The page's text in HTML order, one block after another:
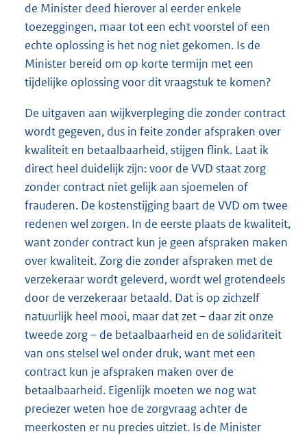
de Minister deed hierover al eerder enkele
toezeggingen, maar tot een echt voorstel of een
echte oplossing is het nog niet gekomen. Is de
Minister bereid om op korte termijn met een
tijdelijke oplossing voor dit vraagstuk te komen?
De uitgaven aan wijkverpleging die zonder contract
wordt gegeven, dus in feite zonder afspraken over
kwaliteit en betaalbaarheid, stijgen flink. Laat ik
direct heel duidelijk zijn: voor de VVD staat zorg
zonder contract niet gelijk aan sjoemelen of
frauderen. De kostenstijging baart de VVD om twee
redenen wel zorgen. In de eerste plaats de kwaliteit,
want zonder contract kun je geen afspraken maken
over kwaliteit. Zorg die zonder afspraken met de
verzekeraar wordt geleverd, wordt wel grotendeels
door de verzekeraar betaald. Dat is op zichzelf
natuurlijk heel mooi, maar dat zet – daar zit onze
tweede zorg – de betaalbaarheid en de solidariteit
van ons stelsel wel onder druk, want met een
contract kun je afspraken maken over de
betaalbaarheid. Eigenlijk moeten we nog wat
preciezer weten hoe de zorgvraag achter de
meerkosten er nu precies uitziet. Is de Minister